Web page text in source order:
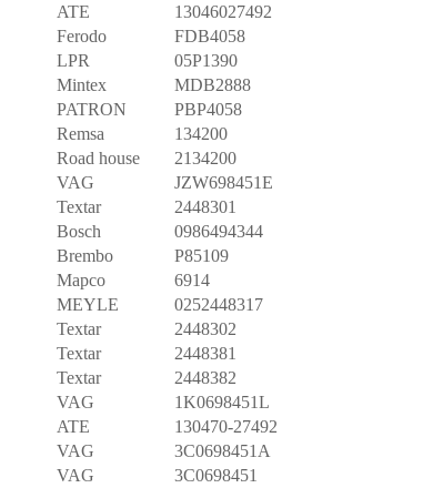
ATE
13046027492
Ferodo
FDB4058
LPR
05P1390
Mintex
MDB2888
PATRON
PBP4058
Remsa
134200
Road house
2134200
VAG
JZW698451E
Textar
2448301
Bosch
0986494344
Brembo
P85109
Mapco
6914
MEYLE
0252448317
Textar
2448302
Textar
2448381
Textar
2448382
VAG
1K0698451L
ATE
130470-27492
VAG
3C0698451A
VAG
3C0698451